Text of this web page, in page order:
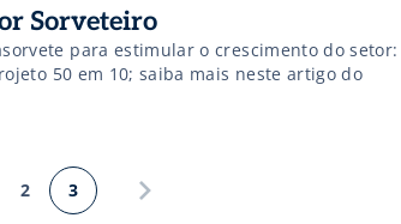
Sorveteiro
para estimular o crescimento do setor:
50 em 10; saiba mais neste artigo do
2 3